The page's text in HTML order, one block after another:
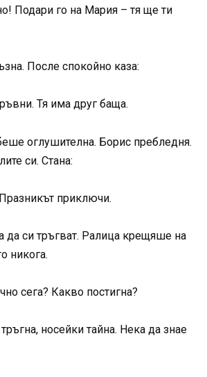
Подари го на Мария – тя ще ти
После спокойно каза:
Тя има друг баща.
оглушителна. Борис пребледня.
си. Стана:
приключи.
да си тръгват. Ралица крещяше на
никога.
сега? Какво постигна?
носейки тайна. Нека да знае